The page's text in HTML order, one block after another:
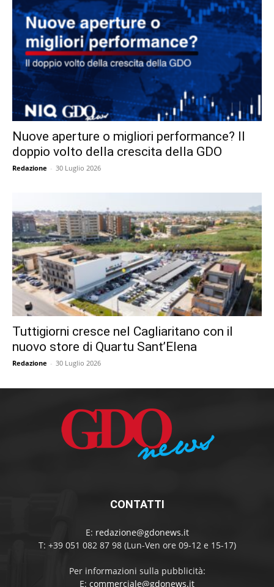
Nuove aperture o migliori performance? Il
doppio volto della crescita della GDO
Redazione - 30 Luglio 2026
Tuttigiorni cresce nel Cagliaritano con il
nuovo store di Quartu Sant’Elena
Redazione - 30 Luglio 2026
CONTATTI
E: redazione@gdonews.it
T: +39 051 082 87 98 (Lun-Ven ore 09-12 e 15-17)
Per informazioni sulla pubblicità:
E: commerciale@gdonews.it